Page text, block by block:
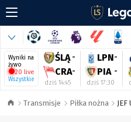
Wyniki na
żywo
20 live
Wszystkie
ŚLĄ -
CRA-
dziś 14:45
LPN-
PIA -
dziś 17:30
Transmisje Piłka nożna